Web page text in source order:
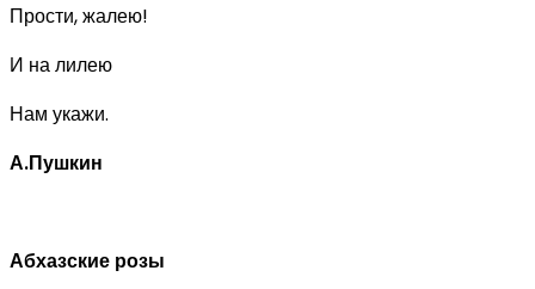
Прости, жалею!
И на лилею
Нам укажи.
А.Пушкин
Абхазские розы